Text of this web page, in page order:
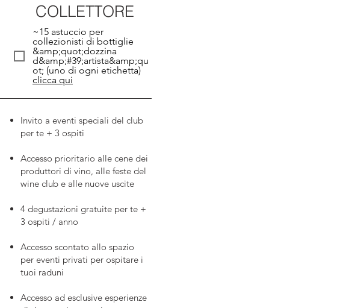
COLLETTORE
~15 astuccio per
collezionisti di bottiglie
&amp;quot;dozzina
d&amp;#39;artista&amp;qu
ot; (uno di ogni etichetta)
clicca qui
Invito a eventi speciali del club
per te + 3 ospiti
Accesso prioritario alle cene dei
produttori di vino, alle feste del
wine club e alle nuove uscite
4 degustazioni gratuite per te +
3 ospiti / anno
Accesso scontato allo spazio
per eventi privati per ospitare i
tuoi raduni
Accesso ad esclusive esperienze